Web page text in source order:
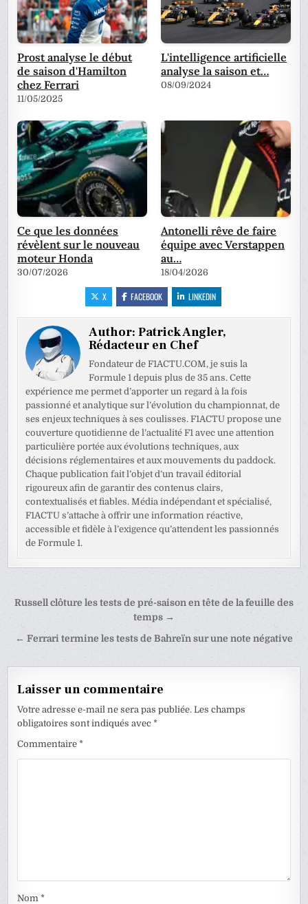
Prost analyse le début
de saison d'Hamilton
chez Ferrari
11/05/2025
L'intelligence artificielle
analyse la saison et…
08/09/2024
Ce que les données
révèlent sur le nouveau
moteur Honda
30/07/2026
Antonelli rêve de faire
équipe avec Verstappen
au…
18/04/2026
X FACEBOOK LINKEDIN
Author:Patrick Angler,
Rédacteur en Chef
Fondateur de F1ACTU.COM, je suis la
Formule 1 depuis plus de 35 ans. Cette
expérience me permet d’apporter un regard à la fois
passionné et analytique sur l’évolution du championnat, de
ses enjeux techniques à ses coulisses. F1ACTU propose une
couverture quotidienne de l’actualité F1 avec une attention
particulière portée aux évolutions techniques, aux
décisions réglementaires et aux mouvements du paddock.
Chaque publication fait l’objet d’un travail éditorial
rigoureux afin de garantir des contenus clairs,
contextualisés et fiables. Média indépendant et spécialisé,
F1ACTU s’attache à offrir une information réactive,
accessible et fidèle à l’exigence qu’attendent les passionnés
de Formule 1.
Navigation
l’article
Russell clôture les tests de pré-saison en tête de la feuille des
temps →
← Ferrari termine les tests de Bahreïn sur une note négative
Laisser un commentaire
Votre adresse e-mail ne sera pas publiée. Les champs
obligatoires sont indiqués avec*
Commentaire*
Nom*